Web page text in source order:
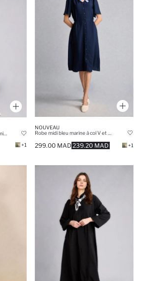
+1
NOUVEAU
239.20 MAD
299.00 MAD +1